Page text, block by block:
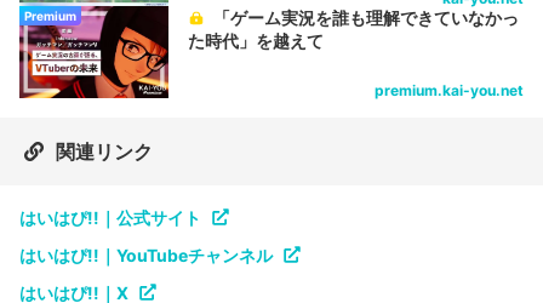
Premium
「ゲーム実況を誰も理解できていなかっ
た時代」を越えて
premium.kai-you.net
関連リンク
はいはぴ!!｜公式サイト
はいはぴ!!｜YouTubeチャンネル
はいはぴ!!｜X